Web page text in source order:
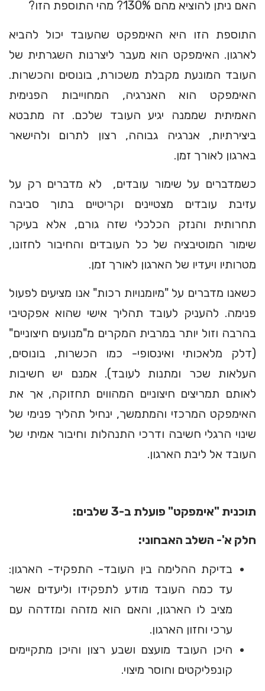
האם ניתן להוציא מהם 130%? מהי התוספת הזו?
התוספת הזו היא האימפקט שהעובד יכול להביא
לארגון. האימפקט הוא מעבר ליצרנות השגרתית של
העובד המונעת מקבלת משכורת, בונוסים והכשרות.
האימפקט הוא האנרגיה, המחוייבות הפנימית
האמיתית שממנה יגיע העובד שלכם. זה מתבטא
ביצירתיות, אנרגיה גבוהה, רצון לתרום ולהישאר
בארגון לאורך זמן.
כשמדברים על שימור עובדים, לא מדברים רק על
עזיבת עובדים מצטיינים וקריטיים בתוך סביבה
תחרותית והנזק הכלכלי שזה גורם, אלא בעיקר
שימור המוטיבציה של כל העובדים והחיבור לחזונו,
מטרותיו ויעדיו של הארגון לאורך זמן.
כשאנו מדברים על "מיומנויות רכות" אנו מציעים לפעול
פנימה. להעניק לעובד תהליך אישי שהוא אפקטיבי
בהרבה וזול יותר במרבית המקרים מ"מנועים חיצוניים"
(דלק מלאכותי ואינסופי- כמו הכשרות, בונוסים,
העלאות שכר ומתנות לעובד). אמנם יש חשיבות
לאותם תמריצים חיצוניים המהווים תחזוקה, אך את
האימפקט המרכזי והמתמשך, ינחיל תהליך פנימי של
שינוי הרגלי חשיבה ודרכי התנהלות וחיבור אמיתי של
העובד אל ליבת הארגון.
תוכנית "אימפקט" פועלת ב-3 שלבים:
חלק א'- השלב האבחוני:
בדיקת ההלימה בין העובד- התפקיד- הארגון:
עד כמה העובד מודע לתפקידו וליעדים אשר
מציב לו הארגון, והאם הוא מזהה ומזדהה עם
ערכי וחזון הארגון.
היכן העובד מועצם ושבע רצון והיכן מתקיימים
קונפליקטים וחוסר מיצוי.